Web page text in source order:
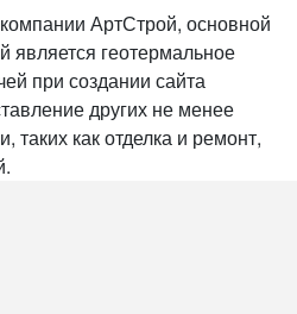
АртСтрой, основной
является геотермальное
при создании сайта
других не менее
таких как отделка и ремонт,